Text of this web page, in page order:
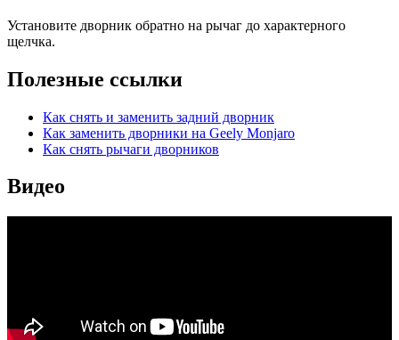
Установите дворник обратно на рычаг до характерного
щелчка.
Полезные ссылки
Как снять и заменить задний дворник
Как заменить дворники на Geely Monjaro
Как снять рычаги дворников
Видео